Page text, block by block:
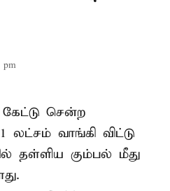
pm
சென்ற
வாங்கி விட்டு
தள்ளிய கும்பல் மீது